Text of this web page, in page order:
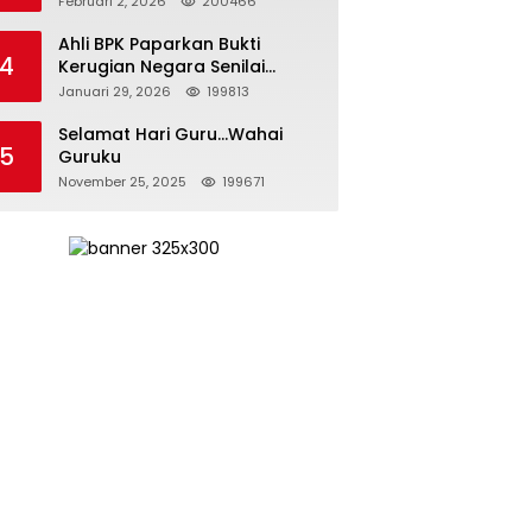
Bertanggung Jawab
Ahli BPK Paparkan Bukti
Kerugian Negara Senilai
Rp285 Triliun dalam
Pertamina
Januari 29, 2026 199813
Selamat Hari Guru…Wahai
Guruku
November 25, 2025 199671